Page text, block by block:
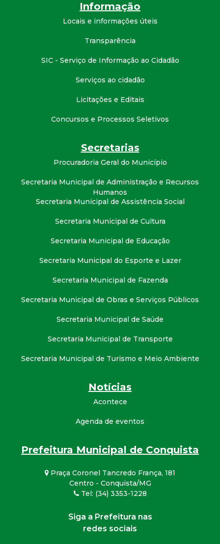
Informação
Locais e informações úteis
Transparência
SIC - Serviço de Informação ao Cidadão
Serviços ao cidadão
Licitações e Editais
Concursos e Processos Seletivos
Secretarias
Procuradoria Geral do Município
Secretaria Municipal de Administração e Recursos
Humanos
Secretaria Municipal de Assistência Social
Secretaria Municipal de Cultura
Secretaria Municipal de Educação
Secretaria Municipal do Esporte e Lazer
Secretaria Municipal de Fazenda
Secretaria Municipal de Obras e Serviços Públicos
Secretaria Municipal de Saúde
Secretaria Municipal de Transporte
Secretaria Municipal de Turismo e Meio Ambiente
Notícias
Acontece
Agenda de eventos
Prefeitura Municipal de Conquista
Praça Coronel Tancredo França, 181
Centro - Conquista/MG
Tel: (34) 3353-1228
Siga a Prefeitura nas
redes sociais